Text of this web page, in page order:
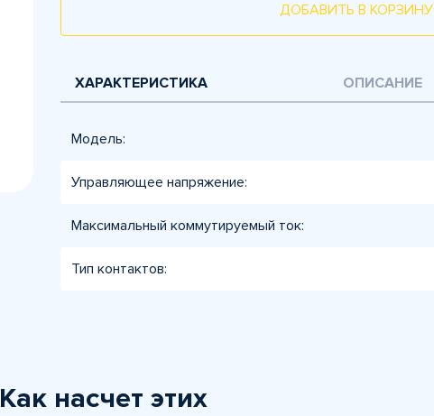
ДОБАВИТЬ В КОРЗИНУ
ХАРАКТЕРИСТИКА ОПИСАНИЕ
Модель:
Управляющее напряжение:
Максимальный коммутируемый ток:
Тип контактов:
Как насчет этих